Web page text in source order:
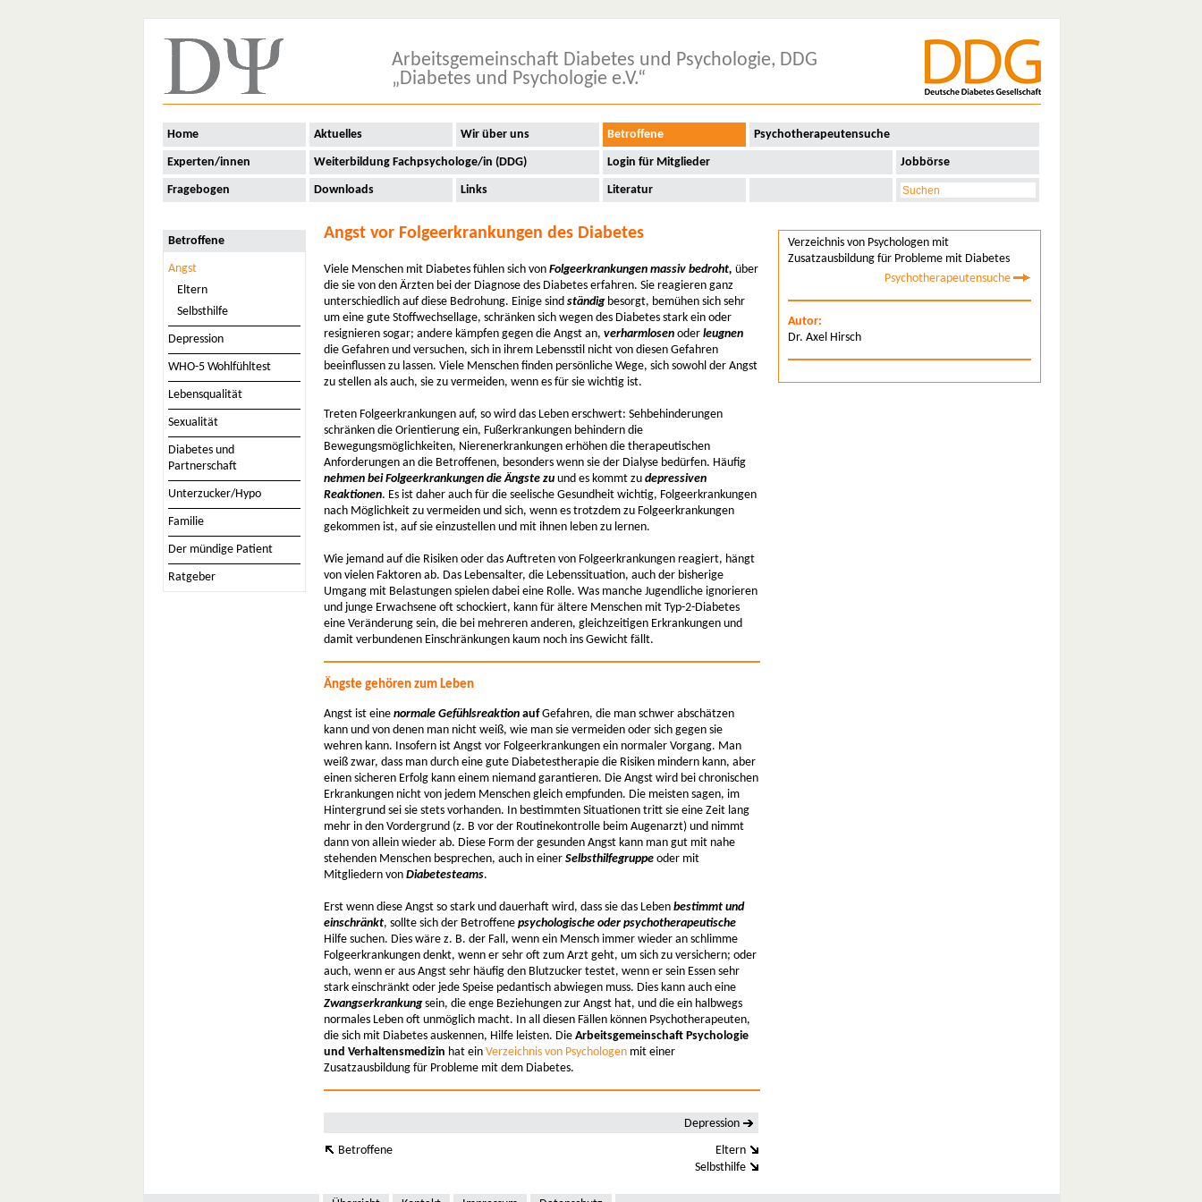
Arbeitsgemeinschaft Diabetes und Psychologie, DDG
„Diabetes und Psychologie e.V.“
Home Aktuelles Wir über uns Betroffene Psychotherapeutensuche
Experten/innen Weiterbildung Fachpsychologe/in (DDG) Login für Mitglieder Jobbörse
Fragebogen Downloads Links Literatur
Betroffene
Angst
Eltern
Selbsthilfe
Depression
WHO-5 Wohlfühltest
Lebensqualität
Sexualität
Diabetes und
Partnerschaft
Unterzucker/Hypo
Familie
Der mündige Patient
Ratgeber
Verzeichnis von Psychologen mit
Zusatzausbildung für Probleme mit Diabetes
Psychotherapeutensuche
Autor:
Dr. Axel Hirsch
Angst vor Folgeerkrankungen des Diabetes
Viele Menschen mit Diabetes fühlen sich von Folgeerkrankungen massiv bedroht, über
die sie von den Ärzten bei der Diagnose des Diabetes erfahren. Sie reagieren ganz
unterschiedlich auf diese Bedrohung. Einige sind ständig besorgt, bemühen sich sehr
um eine gute Stoffwechsellage, schränken sich wegen des Diabetes stark ein oder
resignieren sogar; andere kämpfen gegen die Angst an, verharmlosen oder leugnen
die Gefahren und versuchen, sich in ihrem Lebensstil nicht von diesen Gefahren
beeinflussen zu lassen. Viele Menschen finden persönliche Wege, sich sowohl der Angst
zu stellen als auch, sie zu vermeiden, wenn es für sie wichtig ist.
Treten Folgeerkrankungen auf, so wird das Leben erschwert: Sehbehinderungen
schränken die Orientierung ein, Fußerkrankungen behindern die
Bewegungsmöglichkeiten, Nierenerkrankungen erhöhen die therapeutischen
Anforderungen an die Betroffenen, besonders wenn sie der Dialyse bedürfen. Häufig
nehmen bei Folgeerkrankungen die Ängste zu und es kommt zu depressiven
Reaktionen. Es ist daher auch für die seelische Gesundheit wichtig, Folgeerkrankungen
nach Möglichkeit zu vermeiden und sich, wenn es trotzdem zu Folgeerkrankungen
gekommen ist, auf sie einzustellen und mit ihnen leben zu lernen.
Wie jemand auf die Risiken oder das Auftreten von Folgeerkrankungen reagiert, hängt
von vielen Faktoren ab. Das Lebensalter, die Lebenssituation, auch der bisherige
Umgang mit Belastungen spielen dabei eine Rolle. Was manche Jugendliche ignorieren
und junge Erwachsene oft schockiert, kann für ältere Menschen mit Typ-2-Diabetes
eine Veränderung sein, die bei mehreren anderen, gleichzeitigen Erkrankungen und
damit verbundenen Einschränkungen kaum noch ins Gewicht fällt.
Ängste gehören zum Leben
Angst ist eine normale Gefühlsreaktion aufGefahren, die man schwer abschätzen
kann und von denen man nicht weiß, wie man sie vermeiden oder sich gegen sie
wehren kann. Insofern ist Angst vor Folgeerkrankungen ein normaler Vorgang. Man
weiß zwar, dass man durch eine gute Diabetestherapie die Risiken mindern kann, aber
einen sicheren Erfolg kann einem niemand garantieren. Die Angst wird bei chronischen
Erkrankungen nicht von jedem Menschen gleich empfunden. Die meisten sagen, im
Hintergrund sei sie stets vorhanden. In bestimmten Situationen tritt sie eine Zeit lang
mehr in den Vordergrund (z. B vor der Routinekontrolle beim Augenarzt) und nimmt
dann von allein wieder ab. Diese Form der gesunden Angst kann man gut mit nahe
stehenden Menschen besprechen, auch in einer Selbsthilfegruppe oder mit
Mitgliedern von Diabetesteams.
Erst wenn diese Angst so stark und dauerhaft wird, dass sie das Leben bestimmt und
einschränkt, sollte sich der Betroffene psychologische oder psychotherapeutische
Hilfe suchen. Dies wäre z. B. der Fall, wenn ein Mensch immer wieder an schlimme
Folgeerkrankungen denkt, wenn er sehr oft zum Arzt geht, um sich zu versichern; oder
auch, wenn er aus Angst sehr häufig den Blutzucker testet, wenn er sein Essen sehr
stark einschränkt oder jede Speise pedantisch abwiegen muss. Dies kann auch eine
Zwangserkrankungsein, die enge Beziehungen zur Angst hat, und die ein halbwegs
normales Leben oft unmöglich macht. In all diesen Fällen können Psychotherapeuten,
die sich mit Diabetes auskennen, Hilfe leisten. Die Arbeitsgemeinschaft Psychologie
und Verhaltensmedizin hat ein Verzeichnis von Psychologen mit einer
Zusatzausbildung für Probleme mit dem Diabetes.
Depression
Betroffene
Eltern
Selbsthilfe